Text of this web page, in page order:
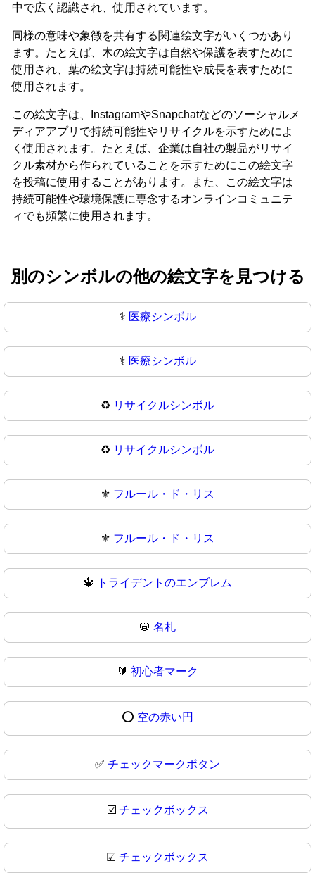
中で広く認識され、使用されています。
同様の意味や象徴を共有する関連絵文字がいくつかあり
ます。たとえば、木の絵文字は自然や保護を表すために
使用され、葉の絵文字は持続可能性や成長を表すために
使用されます。
この絵文字は、InstagramやSnapchatなどのソーシャルメ
ディアアプリで持続可能性やリサイクルを示すためによ
く使用されます。たとえば、企業は自社の製品がリサイ
クル素材から作られていることを示すためにこの絵文字
を投稿に使用することがあります。また、この絵文字は
持続可能性や環境保護に専念するオンラインコミュニテ
ィでも頻繁に使用されます。
別のシンボルの他の絵文字を見つける
⚕️ 医療シンボル
⚕ 医療シンボル
♻️ リサイクルシンボル
♻ リサイクルシンボル
⚜️ フルール・ド・リス
⚜ フルール・ド・リス
🔱 トライデントのエンブレム
📛 名札
🔰 初心者マーク
⭕ 空の赤い円
✅ チェックマークボタン
☑️ チェックボックス
☑ チェックボックス